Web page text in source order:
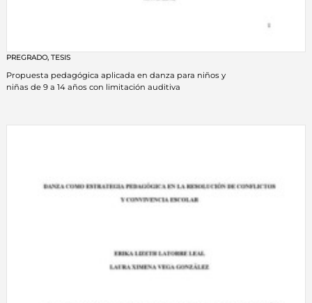
PREGRADO, TESIS
Propuesta pedagógica aplicada en danza para niños y
niñas de 9 a 14 años con limitación auditiva